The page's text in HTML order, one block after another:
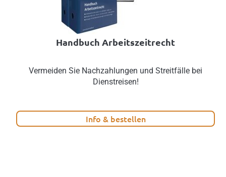
Handbuch Arbeitszeitrecht
Vermeiden Sie Nachzahlungen und Streitfälle bei
Dienstreisen!
Info & bestellen